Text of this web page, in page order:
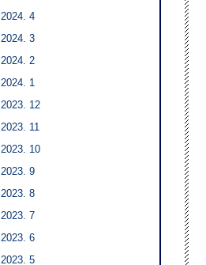
2024. 4
2024. 3
2024. 2
2024. 1
2023. 12
2023. 11
2023. 10
2023. 9
2023. 8
2023. 7
2023. 6
2023. 5